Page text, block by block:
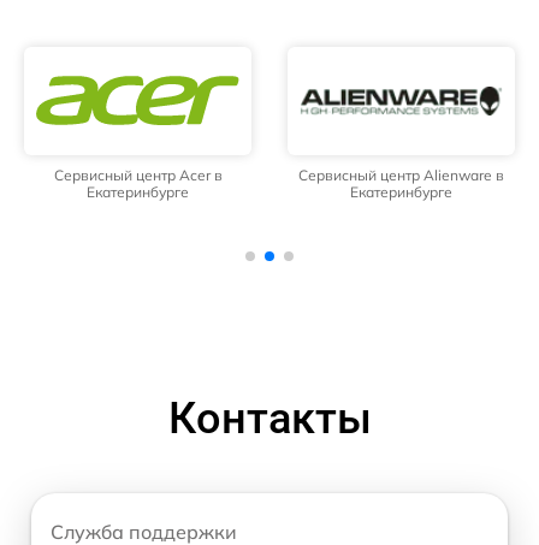
Сервисный центр Acer в
Екатеринбурге
Сервисный центр Alienware в
Екатеринбурге
Контакты
Служба поддержки